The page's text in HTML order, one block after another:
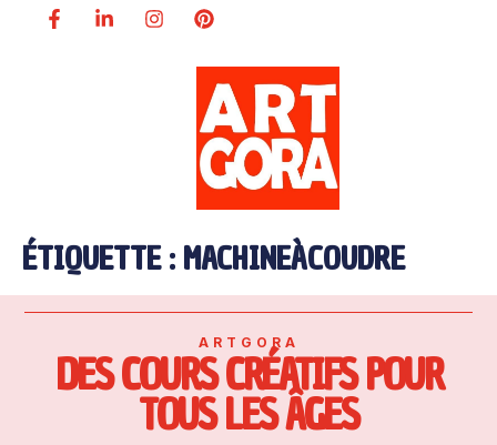
ÉTIQUETTE : MACHINEÀCOUDRE
ARTGORA
DES COURS CRÉATIFS POUR
TOUS LES ÂGES